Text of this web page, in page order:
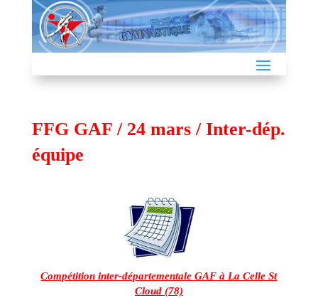
FFG GAF / 24 mars / Inter-dép.
équipe
Compétition inter-départementale GAF à La Celle St
Cloud (78)